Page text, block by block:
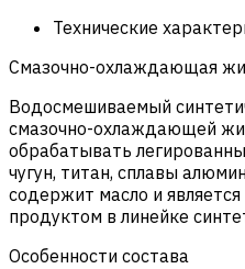
Технические
Смазочно-охлаждающая
Водосмешиваемый
смазочно-охлаждающей
обрабатывать
чугун, титан, сплавы
содержит масло и
продуктом в линейке
Особенности состава